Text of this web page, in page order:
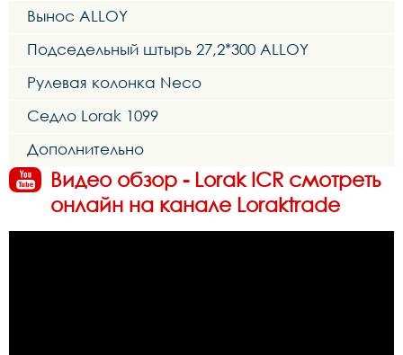
Вынос ALLOY
Подседельный штырь 27,2*300 ALLOY
Рулевая колонка Neco
Седло Lorak 1099
Дополнительно
Видео обзор - Lorak ICR смотреть
онлайн на канале Loraktrade